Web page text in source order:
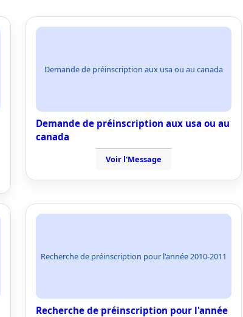
Demande de préinscription aux usa ou au canada
Demande de préinscription aux usa ou au
canada
Voir l'Message
Recherche de préinscription pour l'année 2010-2011
Recherche de préinscription pour l'année